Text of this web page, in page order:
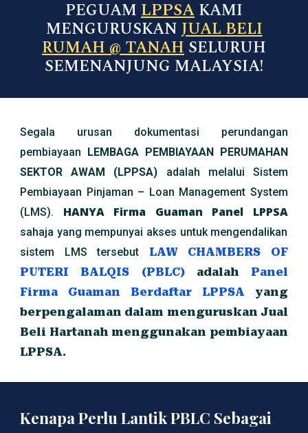
PEGUAM LPPSA KAMI
MENGURUSKAN JUAL BELI
RUMAH @ TANAH SELURUH
SEMENANJUNG MALAYSIA!
Segala urusan dokumentasi perundangan
pembiayaan LEMBAGA PEMBIAYAAN PERUMAHAN
SEKTOR AWAM (LPPSA) adalah melalui Sistem
Pembiayaan Pinjaman – Loan Management System
(LMS). HANYA Firma Guaman Panel LPPSA
sahaja yang mempunyai akses untuk mengendalikan
sistem LMS tersebut LAW CHAMBERS OF
PUTERI BALQIS (PBLC)adalah Panel
Firma Guaman Berdaftar LPPSA yang
berpengalaman dalam menguruskan Jual
Beli Hartanah menggunakan pembiayaan
LPPSA.
Kenapa Perlu Lantik PBLC Sebagai